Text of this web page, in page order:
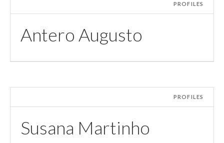
PROFILES
Antero Augusto
PROFILES
Susana Martinho